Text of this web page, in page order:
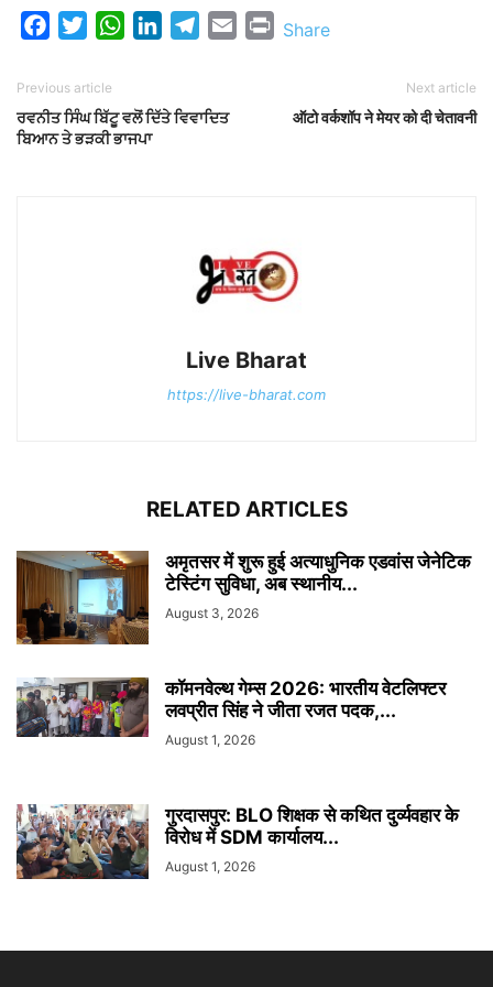
FacebookTwitterWhatsAppLinkedInTelegram
Email Print
Share
Previous article
ਰਵਨੀਤ ਸਿੰਘ ਬਿੱਟੂ ਵਲੋਂ ਦਿੱਤੇ ਵਿਵਾਦਿਤ
ਬਿਆਨ ਤੇ ਭੜਕੀ ਭਾਜਪਾ
Next article
ऑटो वर्कशॉप ने मेयर को दी चेतावनी
Live Bharat
https://live-bharat.com
RELATED ARTICLES
अमृतसर में शुरू हुई अत्याधुनिक एडवांस जेनेटिक
टेस्टिंग सुविधा, अब स्थानीय...
August 3, 2026
कॉमनवेल्थ गेम्स 2026: भारतीय वेटलिफ्टर
लवप्रीत सिंह ने जीता रजत पदक,...
August 1, 2026
गुरदासपुर: BLO शिक्षक से कथित दुर्व्यवहार के
विरोध में SDM कार्यालय...
August 1, 2026